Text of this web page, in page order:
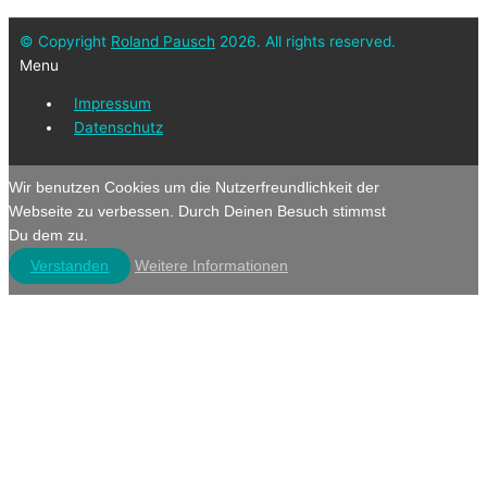
© Copyright Roland Pausch 2026. All rights reserved.
Menu
Impressum
Datenschutz
Wir benutzen Cookies um die Nutzerfreundlichkeit der
Webseite zu verbessen. Durch Deinen Besuch stimmst
Du dem zu.
Verstanden
Weitere Informationen